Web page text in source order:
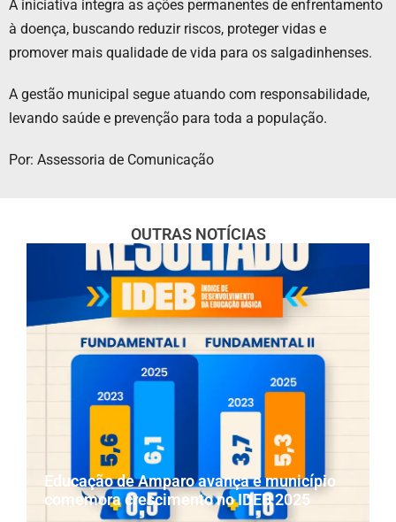
A iniciativa integra as ações permanentes de enfrentamento
à doença, buscando reduzir riscos, proteger vidas e
promover mais qualidade de vida para os salgadinhenses.
A gestão municipal segue atuando com responsabilidade,
levando saúde e prevenção para toda a população.
Por: Assessoria de Comunicação
OUTRAS NOTÍCIAS
Educação de Amparo avança e município
comemora crescimento no IDEB 2025